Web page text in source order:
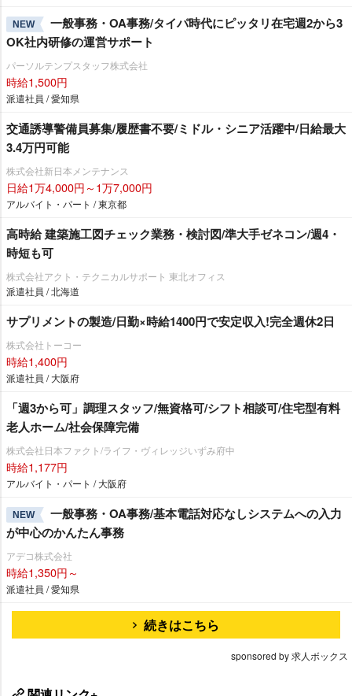
NEW
一般事務・OA事務/タイパ時代にピッタリ在宅週2から3
OK社内研修の運営サポート
パーソルテンプスタッフ株式会社
時給1,500円
派遣社員 / 愛知県
交通誘導警備員募集/履歴書不要/ミドル・シニア活躍中/日給最大
3.4万円可能
株式会社新日本メンテナンス
日給1万4,000円～1万7,000円
アルバイト・パート / 東京都
高時給 建築施工図チェック業務・検討図/準大手ゼネコン/週4・
時短も可
株式会社アクト・テクニカルサポート 東北オフィス
派遣社員 / 北海道
サプリメントの製造/日勤×時給1400円で安定収入!完全週休2日
株式会社トーコー
時給1,400円
派遣社員 / 大阪府
「週3から可」調理スタッフ/無資格可/シフト相談可/住宅型有料
老人ホーム/社会保障完備
株式会社日本ファクト/ライフ・ヴィレッジいずみ府中
時給1,177円
アルバイト・パート / 大阪府
NEW
一般事務・OA事務/基本電話対応なしシステムへの入力
が中心のかんたん事務
アデコ株式会社
時給1,350円～
派遣社員 / 愛知県
続きはこちら
sponsored by 求人ボックス